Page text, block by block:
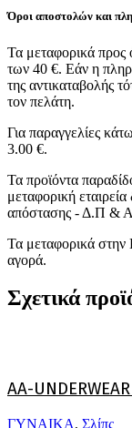
Όροι αποστολών και
Τα μεταφορικά προς
των 40 €. Εάν η
της αντικαταβολής
τον πελάτη.
Για παραγγελίες
3.00 €.
Τα προϊόντα
μεταφορική
απόστασης - Δ.Π &
Τα μεταφορικά στην
αγορά.
Σχετικά
AA-
ΓΥΝΑΙΚΑ, Σλίπς